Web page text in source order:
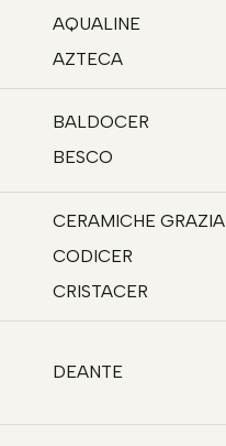
AQUALINE
AZTECA
BALDOCER
BESCO
CERAMICHE GRAZIA
CODICER
CRISTACER
DEANTE